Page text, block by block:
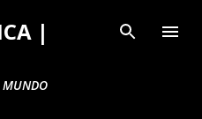
principal
|
MUNDO